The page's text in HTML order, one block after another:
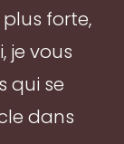
forte,
je vous
qui se
dans